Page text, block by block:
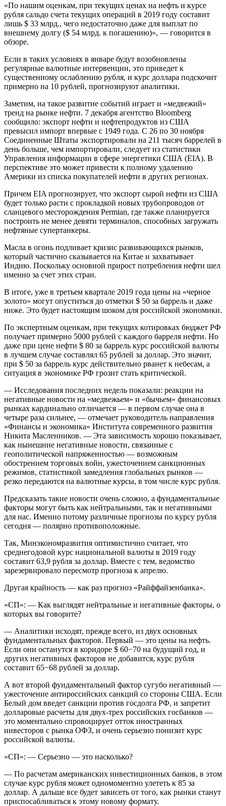
«По нашим оценкам, при текущих ценах на нефть и курсе
рубля сальдо счета текущих операций в 2019 году составит
лишь $ 33 млрд., чего недостаточно даже для выплат по
внешнему долгу ($ 54 млрд. к погашению)», — говорится в
обзоре.
Если в таких условиях в январе будут возобновлены
регулярные валютные интервенции, это приведет к
существенному ослаблению рубля, и курс доллара подскочит
примерно на 10 рублей, прогнозируют аналитики.
Заметим, на такое развитие событий играет и «медвежий»
тренд на рынке нефти. 7 декабря агентство Bloomberg
сообщило: экспорт нефти и нефтепродуктов из США
превысил импорт впервые с 1949 года. С 26 по 30 ноября
Соединенные Штаты экспортировали на 211 тысяч баррелей в
день больше, чем импортировали, следует из статистики
Управления информации в сфере энергетики США (EIA). В
перспективе это может привести к полному удалению
Америки из списка покупателей нефти в других регионах.
Причем EIA прогнозирует, что экспорт сырой нефти из США
будет только расти с прокладкой новых трубопроводов от
сланцевого месторождения Permian, где также планируется
построить не менее девяти терминалов, способных загружать
нефтяные супертанкеры.
Масла в огонь подливает кризис развивающихся рынков,
который частично сказывается на Китае и захватывает
Индию. Поскольку основной прирост потребления нефти шел
именно за счет этих стран.
В итоге, уже в третьем квартале 2019 года цены на «черное
золото» могут опуститься до отметки $ 50 за баррель и даже
ниже. Это будет настоящим шоком для российской экономики.
По экспертным оценкам, при текущих котировках бюджет РФ
получает примерно 5000 рублей с каждого барреля нефти. Но
даже при цене нефти $ 80 за баррель курс российской валюты
в лучшем случае составлял 65 рублей за доллар. Это значит,
при $ 50 за баррель курс действительно рванет к небесам, а
ситуация в экономике РФ грозит стать критической.
— Исследования последних недель показали: реакции на
негативные новости на «медвежьем» и «бычьем» финансовых
рынках кардинально отличается — в первом случае она в
четыре раза сильнее, — отмечает руководитель направления
«Финансы и экономика» Института современного развития
Никита Масленников. — Эта зависимость хорошо показывает,
как нынешние негативные новости, связанные с
геополитической напряженностью — возможным
обострением торговых войн, ужесточением санкционных
режимов, статистикой замедления глобальных рынков —
резко передаются на валютные курсы, в том числе курс рубля.
Предсказать такие новости очень сложно, а фундаментальные
факторы могут быть как нейтральными, так и негативными
для нас. Именно потому различные прогнозы по курсу рубля
сегодня — полярно противоположные.
Так, Минэкономразвития оптимистично считает, что
среднегодовой курс национальной валюты в 2019 году
составит 63,9 рубля за доллар. Вместе с тем, ведомство
зарезервировало пересмотр прогноза к апрелю.
Другая крайность — как раз прогноз «Райффайзенбанка».
«СП»: — Как выглядят нейтральные и негативные факторы, о
которых вы говорите?
— Аналитики исходят, прежде всего, из двух основных
фундаментальных факторов. Первый — это цены на нефть.
Если они останутся в коридоре $ 60−70 на будущий год, и
других негативных факторов не добавится, курс рубля
составит 65−68 рублей за доллар.
А вот второй фундаментальный фактор сугубо негативный —
ужесточение антироссийских санкций со стороны США. Если
Белый дом введет санкции против госдолга РФ, и запретит
долларовые расчеты для двух-трех российских госбанков —
это моментально спровоцирует отток иностранных
инвесторов с рынка ОФЗ, и очень серьезно понизит курс
российской валюты.
«СП»: — Серьезно — это насколько?
— По расчетам американских инвестиционных банков, в этом
случае курс рубля может одномоментно улететь к 85 за
доллар. А дальше все будет зависеть от того, как рынки станут
приспосабливаться к этому новому формату.